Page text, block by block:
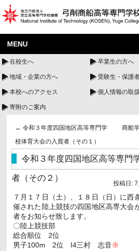
MENU
在校生へ 卒業生の方へ
地域・企業の方へ 受験生・保護
本校へのアクセス 個人情報の取
寄附のご案内
← 令和３年度四国地区高等専門学
校体育大会の入賞者（その１）
商船
令和３年度四国地区高等専門
者（その２）
投稿日: 7
７月１７日（土）、１８日（日）に西
催された陸上競技の四国地区高専大会
者をお知らせ致します。
〇陸上競技部
総合順位 2位
男子100m 2位 I4三村 志音※